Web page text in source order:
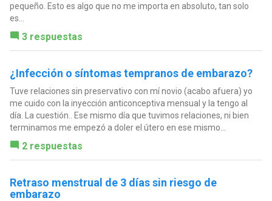
pequeño. Esto es algo que no me importa en absoluto, tan solo
es...
3 respuestas
¿Infección o síntomas tempranos de embarazo?
Tuve relaciones sin preservativo con mí novio (acabo afuera) yo
me cuido con la inyección anticonceptiva mensual y la tengo al
día. La cuestión.. Ese mismo día que tuvimos relaciones, ni bien
terminamos me empezó a doler el útero en ese mismo...
2 respuestas
Retraso menstrual de 3 días sin riesgo de
embarazo